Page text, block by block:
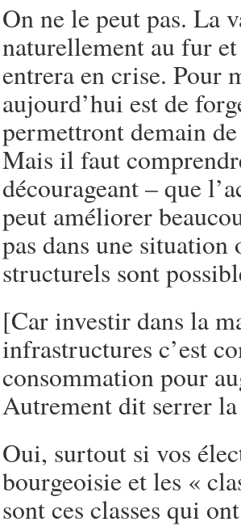
On ne le peut pas. La
naturellement au fur
entrera en crise.
aujourd’hui est de
permettront demain
Mais il faut
décourageant – que
peut améliorer
pas dans une situation
structurels sont
[Car investir dans la
infrastructures c’est
consommation pour
Autrement dit serrer
Oui, surtout si vos
bourgeoisie et les «
sont ces classes qui